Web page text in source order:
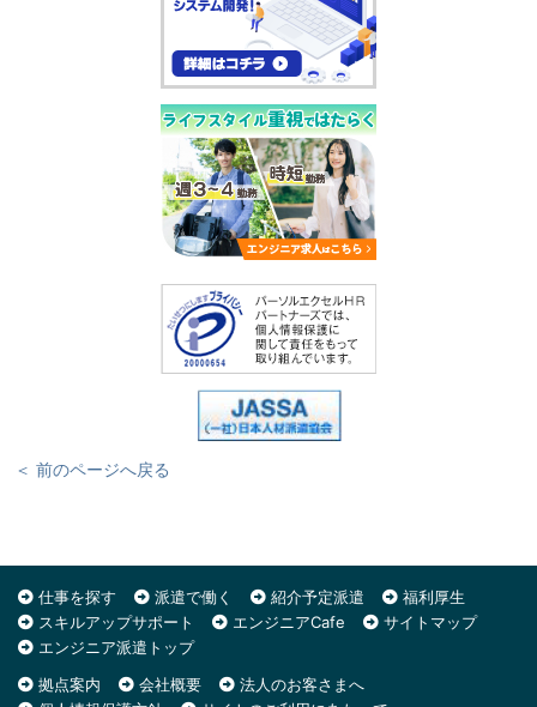
＜ 前のページへ戻る
仕事を探す 派遣で働く 紹介予定派遣
福利厚生
スキルアップサポート
エンジニアCafe
サイトマップ
エンジニア派遣トップ
拠点案内
会社概要
法人のお客さまへ